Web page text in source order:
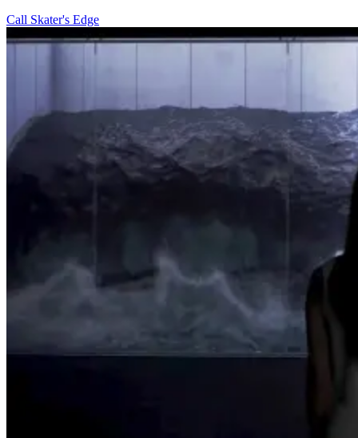
Call Skater's Edge​​​​‌ ‍ ​‍​‍‌‍ ‌ ​‍‌‍‍‌‌‍‌ ‌‍‍‌‌‍ ‍​‍​‍​ ‍‍​‍​‍‌ ​ ‌‍​‌‌‍ ‍‌‍‍‌‌ ‌​‌ ‍‌​‍ ‍‌‍‍‌‌‍ ​‍​‍​‍ ​​‍​‍‌‍‍​‌ ​‍‌‍‌‌‌‍‌‍​‍​‍​ ‍‍​‍​‍‌‍‍​‌ ‌​‌ ‌​‌ ​​‌ ​ ​ ‍‍​‍ ​‍ ‌‍​ ‌‍‍​‌‍‌‌‌‍ ​‌ ​ ‌‍‌‌‌‍​‌‌ ​​‌‍‍‌‌‍‌‌‌ ​‍‌ ​ ​‍ ‍‌ ​ ‌‍​‌‌‍ ‍‌‍‍‌‌ ‌​‌ ‍‌​‍ ‍‌ ​ ‌ ‌​‌ ‌‌‌‍‌​‌‍‍‌‌‍ ​‍ ‌‍‍‌‌‍ ‍‌ ‌​‌‍‌‌‌‍ ‍‌ ‌​​‍ ‌‍‌‌‌‍‌​‌‍‍‌‌ ‌​​‍ ‌‍ ‌‌‍ ‌‍‌​‌‍‌‌​ ‌‌ ​​‌ ​‍‌‍‌‌‌ ​ ‌‍‌‌‌‍ ‍‌ ‌​‌‍​‌‌ ‌​‌‍‍‌‌‍ ‌‍ ‍​ ‍ ‌‍‍‌‌‍‌​​ ‌​ ​‍​ ‌‌‌‍​ ‌‍‌‌​ ‌​‌‍​‍‌‍​‍‌‍​‌​‍ ‌​ ‌​​ ​​‌‍​‍​ ‌‍​‍ ‌​ ‌​‌‍‌‍‌‍​‌​ ‍​​‍ ‌‌‍​‌‌‍​‌‌‍‌‌​ ‍‌​‍ ‌​ ‌​​ ‌‌​ ‌ ​ ‌‌​ ‍‌​ ‌‌​ ‍‌‌‍​ ‌‍​‍​ ‌ ‌‍‌​​ ​ ​ ‍ ‌ ‌​‌ ‍‌‌ ​​‌‍‌‌​ ‌‌ ​​‌‍​‌‌‍‌ ‌‍‌‌​ ‍ ‌ ​​‌‍​‌‌ ‌​‌‍‍​​ ‌‌ ​​‌‍​‌‌‍‌ ‌‍‌‌‌​​‍‌ ‌‌‌‍‍‌‌‍ ​‌‍‌​‌‍‌‌‌ ​‍​‍‌‌​ ‌‌‌​​‍‌‌ ‌‍‍ ‌‍‌‌‌ ‍‌​‍‌‌​ ​ ‌​‌​​‍‌‌​ ​ ‌​‌​​‍‌‌​ ​‍​ ​‍​ ‍​​ ​ ‌‍​‍‌‍​‌​ ‍​​ ​ ‌‍‌​​ ‌ ​ ‍​​ ‍​​ ‍​‌‍​‍​‍‌‌​ ​‍​ ​‍​‍‌‌​ ‌‌‌​‌​​‍ ‍‌‍​ ‌‍​‌‌ ​‍‌‍ ‌ ‌‌‌ ​ ‌‍‌‌‌‍ ​‌​‍‌‌ ‌​‌‍‌‌‌‍ ‌‌ ​ ​‍‌‌​ ‌‌‌​​‍‌‌ ‌‍‍ ‌‍‌‌‌ ‍‌​‍‌‌​ ​ ‌​‌​​‍‌‌​ ​ ‌​‌​​‍‌‌​ ​‍​ ​‍​ ‌‌​ ‍​​ ‌‌​ ​‍​ ‌ ‌‍‌‍‌‍‌‌​ ‌‌​ ‌​‌‍​‍​ ​​​ ‍‌‌‍​‍​ ‍​​ ‍‌​ ​‍​ ‌‍​ ‌‌​ ‍‌​ ​​​ ‌ ‌‍‌​​ ‌​‌‍​‍‌‍​‌​ ​‍​ ‌‍​ ‍‌​ ‍​‌‍​ ​ ​ ​ ‌‌​‍‌‌​ ​‍​ ​‍​‍‌‌​ ‌‌‌​‌​​‍ ‍‌‍​‍‌ ‌‌‌ ‌​‌ ‌​‌‍ ‌‍ ‍‌ ​ ​‍‌‌​ ‌‌‌​​‍‌‌ ‌‍‍ ‌‍‌‌‌ ‍‌​‍‌‌​ ​ ‌​‌​​‍‌‌​ ​ ‌​‌​​‍‌‌​ ​‍​ ​‍‌‍​‍‌‍‌‍​ ‍​‌‍​ ​ ​ ​ ‌​‌‍​‌​ ​ ‌‍​‍​ ​‌​ ‌ ​ ‌‍​‍‌‌​ ​‍​ ​‍​‍‌‌​ ‌‌‌​‌​​‍ ‍‌ ‌​‌‍‌‌‌ ‍​‌ ‌​​ ‌‍​‍‌‍​‌‌ ​ ‌‍‌‌‌‌‌‌‌ ​‍‌‍ ​​ ‌‌‍‍​‌ ‌​‌ ‌​‌ ​​‌ ​ ​‍‌‌​ ​ ‌​​‌​‍‌‌​ ​‍‌​‌‍​‍‌‌​ ​‍‌​‌‍‌‍​ ‌‍‍​‌‍‌‌‌‍ ​‌ ​ ‌‍‌‌‌‍​‌‌ ​​‌‍‍‌‌‍‌‌‌ ​‍‌ ​ ​‍ ‍‌ ​ ‌‍​‌‌‍ ‍‌‍‍‌‌ ‌​‌ ‍‌​‍ ‍‌ ​ ‌ ‌​‌ ‌‌‌‍‌​‌‍‍‌‌‍ ​‍‌‍‌‍‍‌‌‍‌​​ ‌​ ​‍​ ‌‌‌‍​ ‌‍‌‌​ ‌​‌‍​‍‌‍​‍‌‍​‌​‍ ‌​ ‌​​ ​​‌‍​‍​ ‌‍​‍ ‌​ ‌​‌‍‌‍‌‍​‌​ ‍​​‍ ‌‌‍​‌‌‍​‌‌‍‌‌​ ‍‌​‍ ‌​ ‌​​ ‌‌​ ‌ ​ ‌‌​ ‍‌​ ‌‌​ ‍‌‌‍​ ‌‍​‍​ ‌ ‌‍‌​​ ​ ​‍‌‍‌ ‌​‌ ‍‌‌ ​​‌‍‌‌​ ‌‌ ​​‌‍​‌‌‍‌ ‌‍‌‌​‍‌‍‌ ​​‌‍​‌‌ ‌​‌‍‍​​ ‌‌ ​​‌‍​‌‌‍‌ ‌‍‌‌‌​​‍‌ ‌‌‌‍‍‌‌‍ ​‌‍‌​‌‍‌‌‌ ​‍​‍‌‌​ ‌‌‌​​‍‌‌ ‌‍‍ ‌‍‌‌‌ ‍‌​‍‌‌​ ​ ‌​‌​​‍‌‌​ ​ ‌​‌​​‍‌‌​ ​‍​ ​‍​ ‍​​ ​ ‌‍​‍‌‍​‌​ ‍​​ ​ ‌‍‌​​ ‌ ​ ‍​​ ‍​​ ‍​‌‍​‍​‍‌‌​ ​‍​ ​‍​‍‌‌​ ‌‌‌​‌​​‍ ‍‌‍​ ‌‍​‌‌ ​‍‌‍ ‌ ‌‌‌ ​ ‌‍‌‌‌‍ ​‌​‍‌‌ ‌​‌‍‌‌‌‍ ‌‌ ​ ​‍‌‌​ ‌‌‌​​‍‌‌ ‌‍‍ ‌‍‌‌‌ ‍‌​‍‌‌​ ​ ‌​‌​​‍‌‌​ ​ ‌​‌​​‍‌‌​ ​‍​ ​‍​ ‌‌​ ‍​​ ‌‌​ ​‍​ ‌ ‌‍‌‍‌‍‌‌​ ‌‌​ ‌​‌‍​‍​ ​​​ ‍‌‌‍​‍​ ‍​​ ‍‌​ ​‍​ ‌‍​ ‌‌​ ‍‌​ ​​​ ‌ ‌‍‌​​ ‌​‌‍​‍‌‍​‌​ ​‍​ ‌‍​ ‍‌​ ‍​‌‍​ ​ ​ ​ ‌‌​‍‌‌​ ​‍​ ​‍​‍‌‌​ ‌‌‌​‌​​‍ ‍‌‍​‍‌ ‌‌‌ ‌​‌ ‌​‌‍ ‌‍ ‍‌ ​ ​‍‌‌​ ‌‌‌​​‍‌‌ ‌‍‍ ‌‍‌‌‌ ‍‌​‍‌‌​ ​ ‌​‌​​‍‌‌​ ​ ‌​‌​​‍‌‌​ ​‍​ ​‍‌‍​‍‌‍‌‍​ ‍​‌‍​ ​ ​ ​ ‌​‌‍​‌​ ​ ‌‍​‍​ ​‌​ ‌ ​ ‌‍​‍‌‌​ ​‍​ ​‍​‍‌‌​ ‌‌‌​‌​​‍ ‍‌ ‌​‌‍‌‌‌ ‍​‌ ‌​​‍‌‍‌ ​​‌‍‌‌‌ ​‍‌ ​ ‌ ​​‌‍‌‌‌‍​ ‌ ‌​‌‍‍‌‌ ‌‍‌‍‌‌​ ‌‌ ​​‌ ‌‌‌‍​‍‌‍ ​‌‍‍‌‌ ​ ‌‍‍​‌‍‌‌‌‍‌​​‍​‍‌ ‌